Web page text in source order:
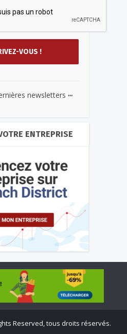
newsletters ...
ENTREPRISE
Reserved, tous droits réservés.